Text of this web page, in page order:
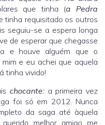
que tinha (a Pedra
tinha requisitado os outros
seguiu-se a espera longa
de esperar que chegasse
e houve alguém que o
e eu achei que aquela
tinha vivido!
chocante: a primeira vez
foi só em 2012. Nunca
da saga até àquela
melhor amigo me